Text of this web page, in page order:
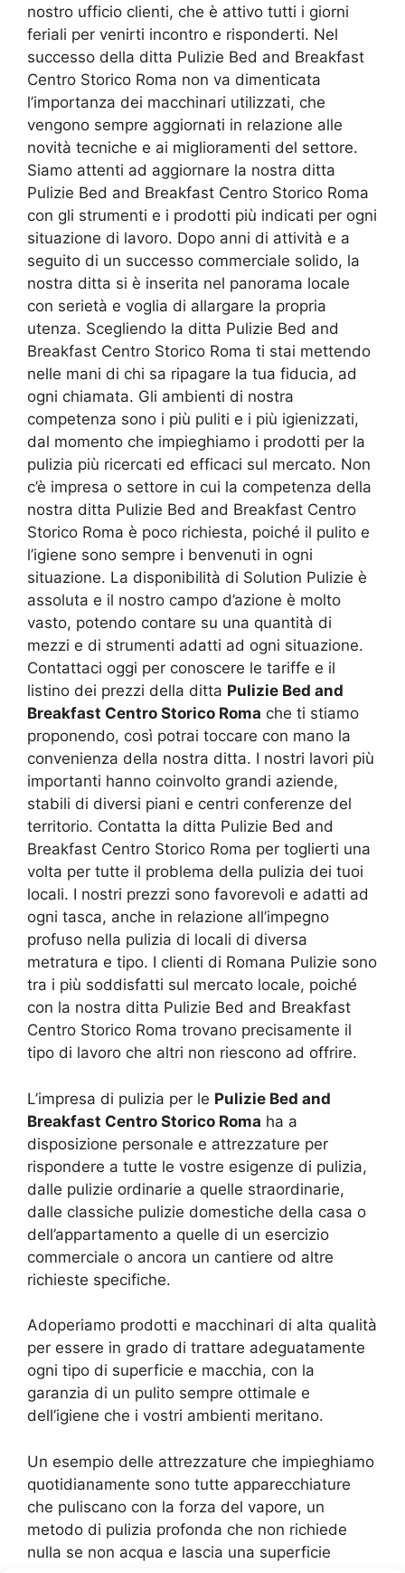
nostro ufficio clienti, che è attivo tutti i giorni
feriali per venirti incontro e risponderti. Nel
successo della ditta Pulizie Bed and Breakfast
Centro Storico Roma non va dimenticata
l’importanza dei macchinari utilizzati, che
vengono sempre aggiornati in relazione alle
novità tecniche e ai miglioramenti del settore.
Siamo attenti ad aggiornare la nostra ditta
Pulizie Bed and Breakfast Centro Storico Roma
con gli strumenti e i prodotti più indicati per ogni
situazione di lavoro. Dopo anni di attività e a
seguito di un successo commerciale solido, la
nostra ditta si è inserita nel panorama locale
con serietà e voglia di allargare la propria
utenza. Scegliendo la ditta Pulizie Bed and
Breakfast Centro Storico Roma ti stai mettendo
nelle mani di chi sa ripagare la tua fiducia, ad
ogni chiamata. Gli ambienti di nostra
competenza sono i più puliti e i più igienizzati,
dal momento che impieghiamo i prodotti per la
pulizia più ricercati ed efficaci sul mercato. Non
c’è impresa o settore in cui la competenza della
nostra ditta Pulizie Bed and Breakfast Centro
Storico Roma è poco richiesta, poiché il pulito e
l’igiene sono sempre i benvenuti in ogni
situazione. La disponibilità di Solution Pulizie è
assoluta e il nostro campo d’azione è molto
vasto, potendo contare su una quantità di
mezzi e di strumenti adatti ad ogni situazione.
Contattaci oggi per conoscere le tariffe e il
listino dei prezzi della ditta Pulizie Bed and
Breakfast Centro Storico Roma che ti stiamo
proponendo, così potrai toccare con mano la
convenienza della nostra ditta. I nostri lavori più
importanti hanno coinvolto grandi aziende,
stabili di diversi piani e centri conferenze del
territorio. Contatta la ditta Pulizie Bed and
Breakfast Centro Storico Roma per toglierti una
volta per tutte il problema della pulizia dei tuoi
locali. I nostri prezzi sono favorevoli e adatti ad
ogni tasca, anche in relazione all’impegno
profuso nella pulizia di locali di diversa
metratura e tipo. I clienti di Romana Pulizie sono
tra i più soddisfatti sul mercato locale, poiché
con la nostra ditta Pulizie Bed and Breakfast
Centro Storico Roma trovano precisamente il
tipo di lavoro che altri non riescono ad offrire.
L’impresa di pulizia per le Pulizie Bed and
Breakfast Centro Storico Roma ha a
disposizione personale e attrezzature per
rispondere a tutte le vostre esigenze di pulizia,
dalle pulizie ordinarie a quelle straordinarie,
dalle classiche pulizie domestiche della casa o
dell’appartamento a quelle di un esercizio
commerciale o ancora un cantiere od altre
richieste specifiche.
Adoperiamo prodotti e macchinari di alta qualità
per essere in grado di trattare adeguatamente
ogni tipo di superficie e macchia, con la
garanzia di un pulito sempre ottimale e
dell’igiene che i vostri ambienti meritano.
Un esempio delle attrezzature che impieghiamo
quotidianamente sono tutte apparecchiature
che puliscano con la forza del vapore, un
metodo di pulizia profonda che non richiede
nulla se non acqua e lascia una superficie